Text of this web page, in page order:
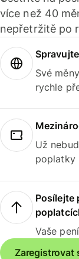
více než 40
nepřetržitě po
Své
rychle
Už
poplatky
Posílejte
Vaše
Zaregistrovat